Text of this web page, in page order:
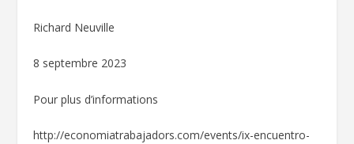
Richard Neuville
8 septembre 2023
Pour plus d’informations
http://economiatrabajadors.com/events/ix-encuentro-